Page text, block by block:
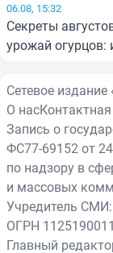
06.08, 15:32
Секреты
урожай
Сетевое
О нас
Запись о
ФС77-69152 от
по надзору в
и массовых
Учредитель
ОГРН
Главный